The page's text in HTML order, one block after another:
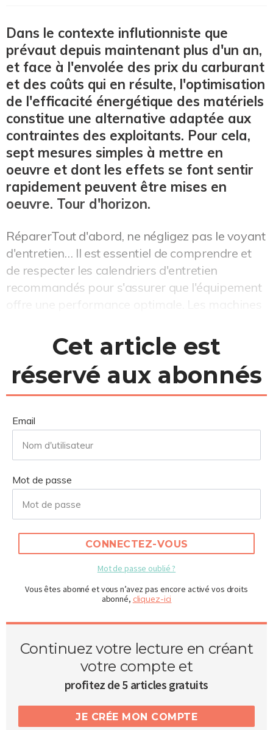
Dans le contexte influtionniste que
prévaut depuis maintenant plus d'un an,
et face à l'envolée des prix du carburant
et des coûts qui en résulte, l'optimisation
de l'efficacité énergétique des matériels
constitue une alternative adaptée aux
contraintes des exploitants. Pour cela,
sept mesures simples à mettre en
oeuvre et dont les effets se font sentir
rapidement peuvent être mises en
oeuvre. Tour d'horizon.
RéparerTout d'abord, ne négligez pas le voyant
d'entretien… Il est essentiel de comprendre et
de respecter les calendriers d'entretien
recommandés pour s'assurer que l'équipement
offre une performance optimale. Les machines
pour la même quantité de travail qu'une
machine bien entretenue. La maintenance
préven...
Cet article est
réservé aux abonnés
Email
Mot de passe
CONNECTEZ-VOUS
Mot de passe oublié ?
Vous êtes abonné et vous n’avez pas encore activé vos droits
abonné, cliquez-ici
Continuez votre lecture en créant
votre compte et
profitez de 5 articles gratuits
JE CRÉE MON COMPTE